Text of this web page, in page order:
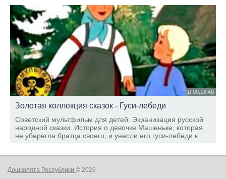
00:18:40
Золотая коллекция сказок - Гуси-лебеди
Советский мультфильм для детей. Экранизация русской
народной сказки. История о девочке Машеньке, которая
не уберегла братца своего, и унесли его гуси-лебеди к
Дошколята Республики © 2026